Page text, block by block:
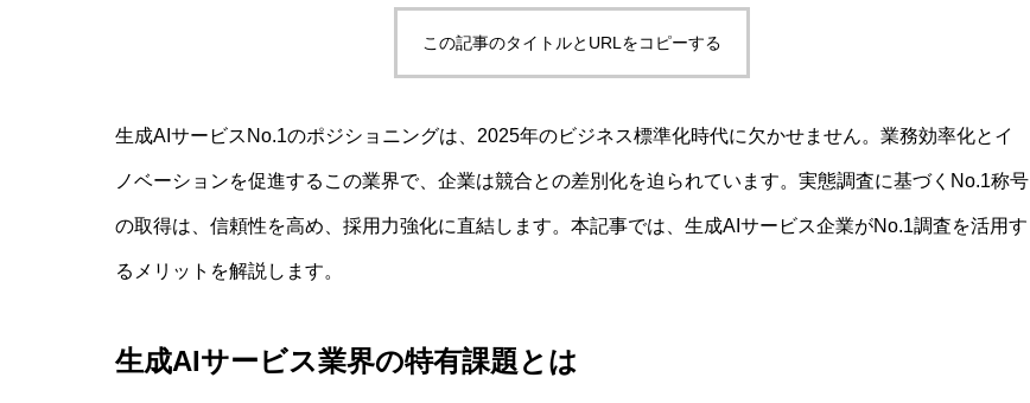
この記事のタイトルとURLをコピーする
生成AIサービスNo.1のポジショニングは、2025年のビジネス標準化時代に欠かせません。業務効率化とイ
ノベーションを促進するこの業界で、企業は競合との差別化を迫られています。実態調査に基づくNo.1称号
の取得は、信頼性を高め、採用力強化に直結します。本記事では、生成AIサービス企業がNo.1調査を活用す
るメリットを解説します。
生成AIサービス業界の特有課題とは